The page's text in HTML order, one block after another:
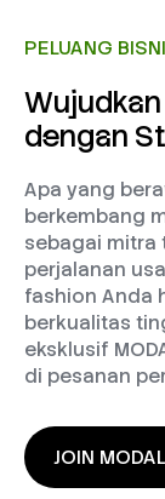
PELUANG
dengan
Apa yang
berkembang
sebagai mitra
perjalanan
fashion Anda
berkualitas
eksklusif
di pesanan
JOIN